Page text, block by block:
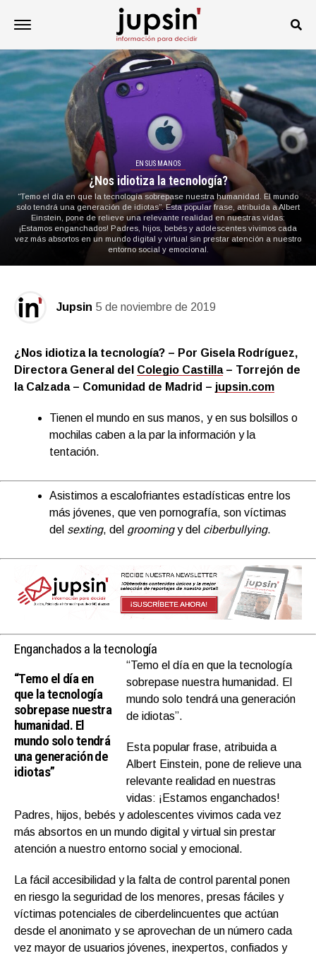
EN SUS MANOS
¿Nos idiotiza la tecnología?
“Temo el día en que la tecnología sobrepase nuestra humanidad. El mundo
solo tendrá una generación de idiotas”. Esta popular frase, atribuida a Albert
Einstein, pone de relieve una relevante realidad en nuestras vidas:
¡Estamos enganchados! Padres, hijos, bebés y adolescentes vivimos cada
vez más absortos en un mundo digital y virtual sin prestar atención a nuestro
entorno social y emocional.
Jupsin 5 de noviembre de 2019
¿Nos idiotiza la tecnología? – Por Gisela Rodríguez,
Directora General del Colegio Castilla– Torrejón de
la Calzada – Comunidad de Madrid – jupsin.com
Tienen el mundo en sus manos, y en sus bolsillos o
mochilas caben a la par la información y la
tentación.
Asistimos a escalofriantes estadísticas entre los
más jóvenes, que ven pornografía, son víctimas
del sexting, del groomingy del ciberbullying.
Enganchados a la tecnología
“Temo el día en
que la tecnología
sobrepase nuestra
humanidad. El
mundo solo tendrá
una generación de
idiotas”
“Temo el día en que la tecnología
sobrepase nuestra humanidad. El
mundo solo tendrá una generación
de idiotas”.
Esta popular frase, atribuida a
Albert Einstein, pone de relieve una
relevante realidad en nuestras
vidas: ¡Estamos enganchados!
Padres, hijos, bebés y adolescentes vivimos cada vez
más absortos en un mundo digital y virtual sin prestar
atención a nuestro entorno social y emocional.
La fácil accesibilidad y la falta de control parental ponen
en riesgo la seguridad de los menores, presas fáciles y
víctimas potenciales de ciberdelincuentes que actúan
desde el anonimato y se aprovechan de un número cada
vez mayor de usuarios jóvenes, inexpertos, confiados y